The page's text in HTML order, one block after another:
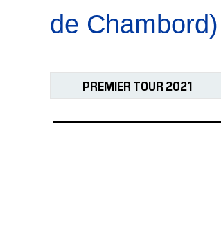
de Chambord)
PREMIER TOUR 2021